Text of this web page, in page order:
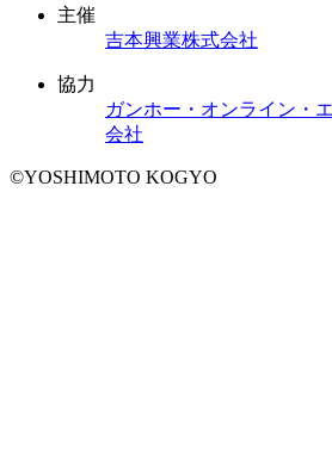
主催
吉本興業株式会社
協力
ガンホー・オンライン・
会社
©YOSHIMOTO KOGYO